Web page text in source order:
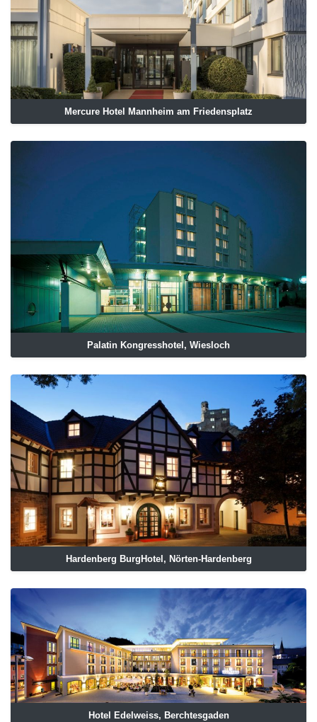
Mercure Hotel Mannheim am Friedensplatz
Palatin Kongresshotel, Wiesloch
Hardenberg BurgHotel, Nörten-Hardenberg
Hotel Edelweiss, Berchtesgaden